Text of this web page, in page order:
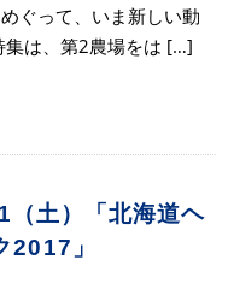
ぐって、いま新しい動
集は、第2農場をは […]
土）「北海道ヘ
2017」